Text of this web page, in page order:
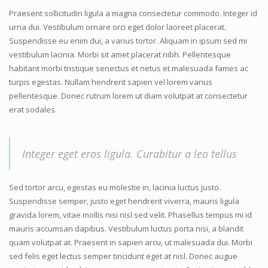
Praesent sollicitudin ligula a magna consectetur commodo. Integer id
urna dui. Vestibulum ornare orci eget dolor laoreet placerat.
Suspendisse eu enim dui, a varius tortor. Aliquam in ipsum sed mi
vestibulum lacinia. Morbi sit amet placerat nibh. Pellentesque
habitant morbi tristique senectus et netus et malesuada fames ac
turpis egestas. Nullam hendrerit sapien vel lorem varius
pellentesque. Donec rutrum lorem ut diam volutpat at consectetur
erat sodales.
Integer eget eros ligula. Curabitur a leo tellus
Sed tortor arcu, egestas eu molestie in, lacinia luctus justo.
Suspendisse semper, justo eget hendrerit viverra, mauris ligula
gravida lorem, vitae mollis nisi nisl sed velit. Phasellus tempus mi id
mauris accumsan dapibus. Vestibulum luctus porta nisi, a blandit
quam volutpat at. Praesent in sapien arcu, ut malesuada dui. Morbi
sed felis eget lectus semper tincidunt eget at nisl. Donec augue